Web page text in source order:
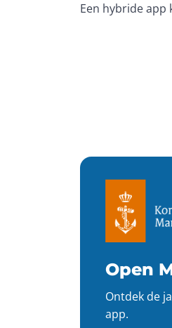
Een hybride
maakt het
hybride
Bij de keuze
maakt de
bereiken
Open
Ontdek de
app.